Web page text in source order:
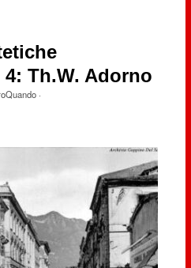
Th.W. Adorno
·